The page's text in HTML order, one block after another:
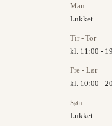
Man
Lukket
Tir - Tor
kl. 11:00 -
Fre - Lør
kl. 10:00 -
Søn
Lukket